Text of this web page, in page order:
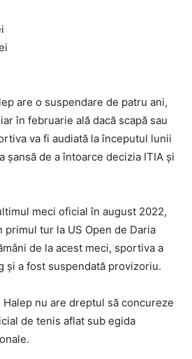
are o suspendare de patru ani,
în februarie ală dacă scapă sau
va fi audiată la începutul lunii
șansă de a întoarce decizia ITIA și
meci oficial în august 2022,
primul tur la US Open de Daria
de la acest meci, sportiva a
și a fost suspendată provizoriu.
nu are dreptul să concureze
de tenis aflat sub egida